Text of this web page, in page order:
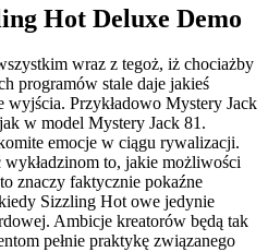
Hot Deluxe Demo
wraz z tegoż, iż chociażby
programów stale daje jakieś
wyjścia. Przykładowo Mystery Jack
w model Mystery Jack 81.
emocje w ciągu rywalizacji.
to, jakie możliwości
znaczy faktycznie pokaźne
Sizzling Hot owe jedynie
Ambicje kreatorów będą tak
pełnie praktykę związanego